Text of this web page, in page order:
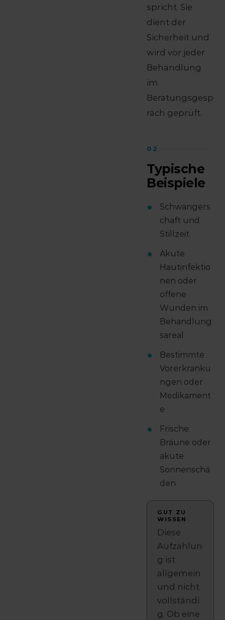
spricht. Sie
dient der
Sicherheit und
wird vor jeder
Behandlung
im
Beratungsgesp
räch geprüft.
02
Typische
Beispiele
Schwangers
chaft und
Stillzeit
Akute
Hautinfektio
nen oder
offene
Wunden im
Behandlung
sareal
Bestimmte
Vorerkranku
ngen oder
Medikament
e
Frische
Bräune oder
akute
Sonnenschä
den
GUT ZU
WISSEN
Diese
Aufzählun
g ist
allgemein
und nicht
vollständi
g. Ob eine